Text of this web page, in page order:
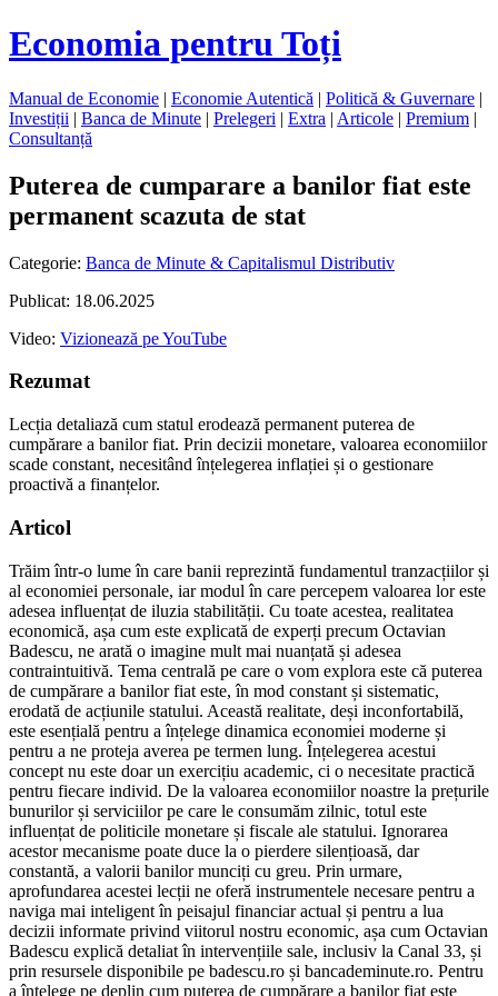
Economia pentru Toți
Manual de Economie | Economie Autentică | Politică & Guvernare |
Investiții | Banca de Minute | Prelegeri | Extra | Articole | Premium |
Consultanță
Puterea de cumparare a banilor fiat este
permanent scazuta de stat
Categorie: Banca de Minute & Capitalismul Distributiv
Publicat: 18.06.2025
Video: Vizionează pe YouTube
Rezumat
Lecția detaliază cum statul erodează permanent puterea de
cumpărare a banilor fiat. Prin decizii monetare, valoarea economiilor
scade constant, necesitând înțelegerea inflației și o gestionare
proactivă a finanțelor.
Articol
Trăim într-o lume în care banii reprezintă fundamentul tranzacțiilor și
al economiei personale, iar modul în care percepem valoarea lor este
adesea influențat de iluzia stabilității. Cu toate acestea, realitatea
economică, așa cum este explicată de experți precum Octavian
Badescu, ne arată o imagine mult mai nuanțată și adesea
contraintuitivă. Tema centrală pe care o vom explora este că puterea
de cumpărare a banilor fiat este, în mod constant și sistematic,
erodată de acțiunile statului. Această realitate, deși inconfortabilă,
este esențială pentru a înțelege dinamica economiei moderne și
pentru a ne proteja averea pe termen lung. Înțelegerea acestui
concept nu este doar un exercițiu academic, ci o necesitate practică
pentru fiecare individ. De la valoarea economiilor noastre la prețurile
bunurilor și serviciilor pe care le consumăm zilnic, totul este
influențat de politicile monetare și fiscale ale statului. Ignorarea
acestor mecanisme poate duce la o pierdere silențioasă, dar
constantă, a valorii banilor munciți cu greu. Prin urmare,
aprofundarea acestei lecții ne oferă instrumentele necesare pentru a
naviga mai inteligent în peisajul financiar actual și pentru a lua
decizii informate privind viitorul nostru economic, așa cum Octavian
Badescu explică detaliat în intervențiile sale, inclusiv la Canal 33, și
prin resursele disponibile pe badescu.ro și bancademinute.ro. Pentru
a înțelege pe deplin cum puterea de cumpărare a banilor fiat este